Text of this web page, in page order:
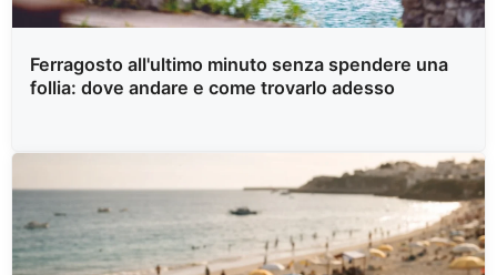
Ferragosto all'ultimo minuto senza spendere una
follia: dove andare e come trovarlo adesso